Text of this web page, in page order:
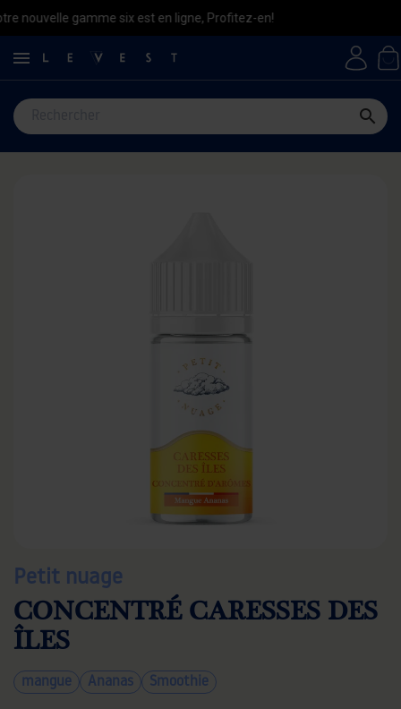
gamme six est en ligne, Profitez-en!

search
Petit nuage
CONCENTRÉ CARESSES DES
ÎLES
mangue Ananas Smoothie